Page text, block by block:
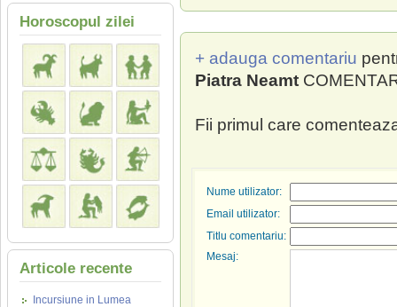
Horoscopul zilei
Articole recente
Incursiune in Lumea
+ adauga comentariu
Piatra Neamt
Fii primul care
Nume utilizator:
Email utilizator:
Titlu comentariu:
Mesaj: